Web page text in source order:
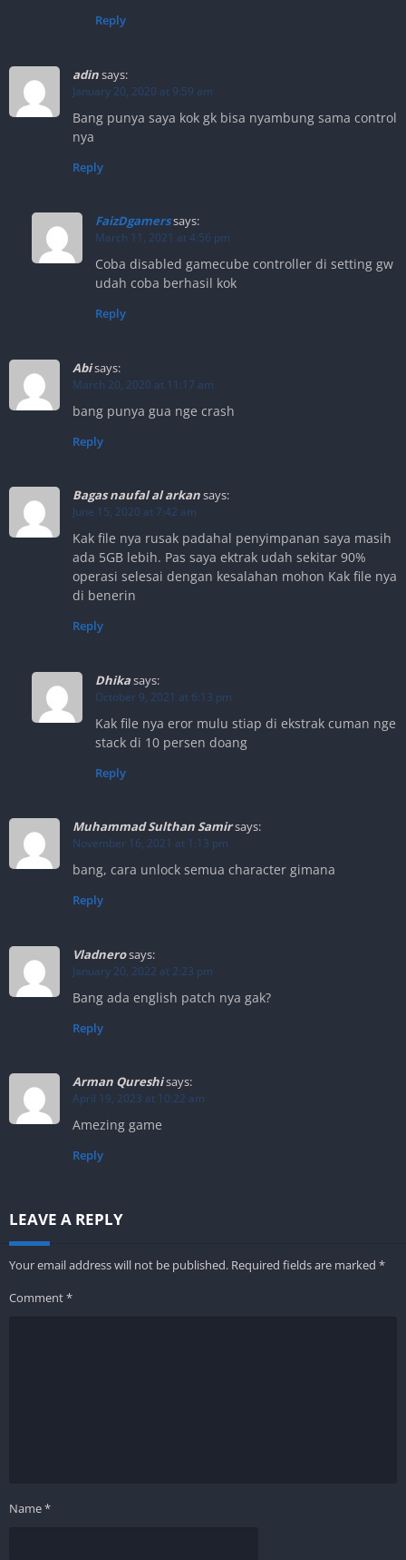
Reply
adinsays:
January 20, 2020 at 9:59 am
Bang punya saya kok gk bisa nyambung sama control
nya
Reply
FaizDgamerssays:
March 11, 2021 at 4:56 pm
Coba disabled gamecube controller di setting gw
udah coba berhasil kok
Reply
Abisays:
March 20, 2020 at 11:17 am
bang punya gua nge crash
Reply
Bagas naufal al arkansays:
June 15, 2020 at 7:42 am
Kak file nya rusak padahal penyimpanan saya masih
ada 5GB lebih. Pas saya ektrak udah sekitar 90%
operasi selesai dengan kesalahan mohon Kak file nya
di benerin
Reply
Dhikasays:
October 9, 2021 at 6:13 pm
Kak file nya eror mulu stiap di ekstrak cuman nge
stack di 10 persen doang
Reply
Muhammad Sulthan Samirsays:
November 16, 2021 at 1:13 pm
bang, cara unlock semua character gimana
Reply
Vladnerosays:
January 20, 2022 at 2:23 pm
Bang ada english patch nya gak?
Reply
Arman Qureshisays:
April 19, 2023 at 10:22 am
Amezing game
Reply
LEAVE A REPLY
Your email address will not be published. Required fields are marked *
Comment*
Name*